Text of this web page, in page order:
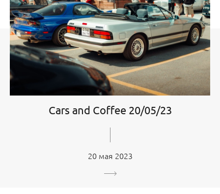
Cars and Coffee 20/05/23
20 мая 2023